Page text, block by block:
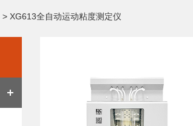
> XG613全自动运动粘度测定仪